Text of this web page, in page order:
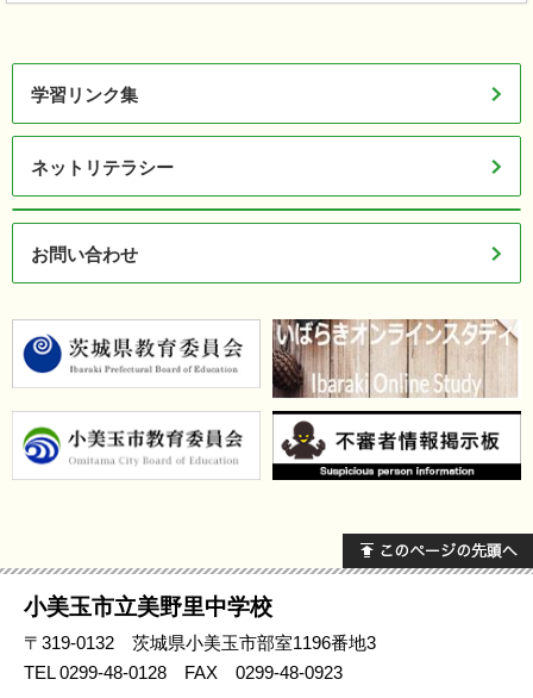
学習リンク集
ネットリテラシー
お問い合わせ
小美玉市立美野里中学校
〒319-0132 茨城県小美玉市部室1196番地3
TEL0299-48-0128 FAX 0299-48-0923